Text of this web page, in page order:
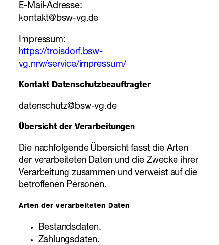
E-Mail-Adresse:
kontakt@bsw-vg.de
Impressum:
https://troisdorf.bsw-
vg.nrw/service/impressum/
Kontakt Datenschutzbeauftragter
datenschutz@bsw-vg.de
Übersicht der Verarbeitungen
Die nachfolgende Übersicht fasst die Arten
der verarbeiteten Daten und die Zwecke ihrer
Verarbeitung zusammen und verweist auf die
betroffenen Personen.
Arten der verarbeiteten Daten
Bestandsdaten.
Zahlungsdaten.